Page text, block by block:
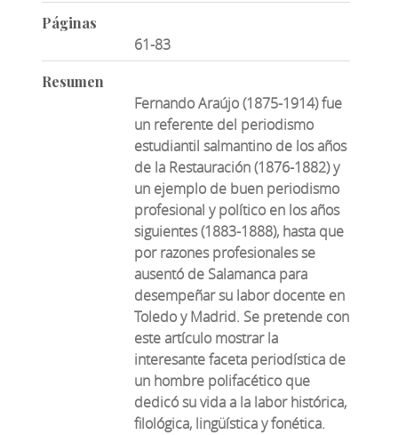
Páginas
61-83
Resumen
Fernando Araújo (1875-1914) fue
un referente del periodismo
estudiantil salmantino de los años
de la Restauración (1876-1882) y
un ejemplo de buen periodismo
profesional y político en los años
siguientes (1883-1888), hasta que
por razones profesionales se
ausentó de Salamanca para
desempeñar su labor docente en
Toledo y Madrid. Se pretende con
este artículo mostrar la
interesante faceta periodística de
un hombre polifacético que
dedicó su vida a la labor histórica,
filológica, lingüística y fonética.